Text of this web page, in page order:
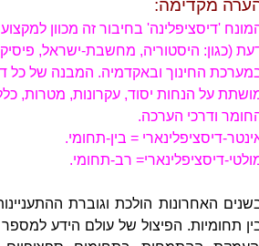
מקדימה:
'דיסציפלינה' בחיבור זה מכוון
(כגון: היסטוריה, מחשבת-ישראל,
החינוך ובאקדמיה. המבנה של כל
על הנחות יסוד, עקרונות, מטרות,
ודרכי הערכה.
דיסציפלינארי = בין-תחומי.
דיסציפלינארי= רב-תחומי.
האחרונות הולכת וגוברת
תחומיות. הפיצול של עולם הידע